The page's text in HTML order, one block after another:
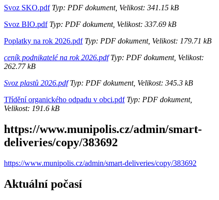
Svoz SKO.pdfTyp: PDF dokument, Velikost: 341.15 kB
Svoz BIO.pdfTyp: PDF dokument, Velikost: 337.69 kB
Poplatky na rok 2026.pdfTyp: PDF dokument, Velikost: 179.71 kB
ceník podnikatelé na rok 2026.pdfTyp: PDF dokument, Velikost:
262.77 kB
Svoz plastů 2026.pdfTyp: PDF dokument, Velikost: 345.3 kB
Třídění organického odpadu v obci.pdfTyp: PDF dokument,
Velikost: 191.6 kB
https://www.munipolis.cz/admin/smart-
deliveries/copy/383692
https://www.munipolis.cz/admin/smart-deliveries/copy/383692
Aktuální počasí